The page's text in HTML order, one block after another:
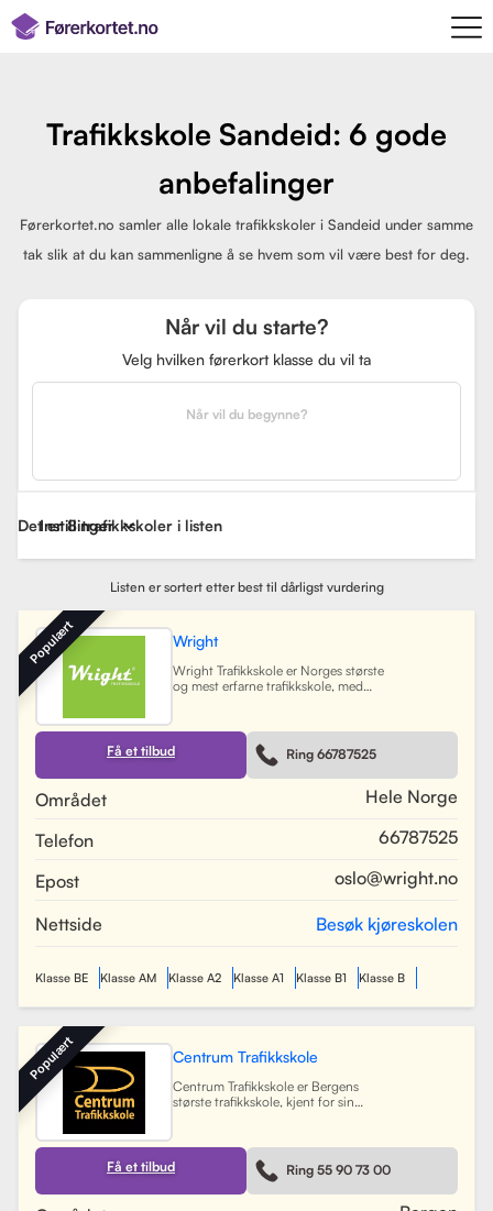
Trafikkskole Sandeid: 6 gode
anbefalinger
Førerkortet.no samler alle lokale trafikkskoler i Sandeid under samme
tak slik at du kan sammenligne å se hvem som vil være best for deg.
Når vil du starte?
Velg hvilken førerkort klasse du vil ta
Når vil du begynne?
Det er 8 trafikkskoler i listen
Instillinger
Listen er sortert etter best til dårligst vurdering
Wright
Wright Trafikkskole er Norges største
og mest erfarne trafikkskole, med
Trøndelag. Siden oppstarten har
skolen hatt som mål å tilby
profesjonell og engasjert
trafikopplæring for både
kjøretimer med all nødvendig
moderne digitale systemer for å
gjøre det enkelt for elever å booke
sine trafikklærere.
Les mer
Få et tilbud Ring 66787525
Området
Hele Norge
Telefon
66787525
Epost
oslo@wright.no
Nettside Besøk kjøreskolen
Populært
Klasse BE Klasse AM Klasse A2 Klasse A1 Klasse B1 Klasse B
Centrum Trafikkskole
Centrum Trafikkskole er Bergens
største trafikkskole, kjent for sin
for førerkort i alle klasser, og har et
team av 30 dyktige kjørelærere som
gir undervisning i et trygt og vennlig
miljø. Med lokaler i Bergen sentrum,
Få et tilbud Ring 55 90 73 00
Populært